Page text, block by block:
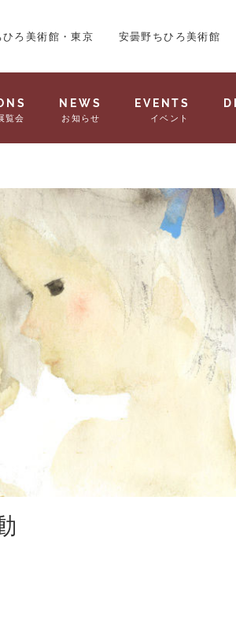
ひろ美術館・東京 安曇野ちひろ美術館
覧会
NEWS
お知らせ
EVENTS
イベント